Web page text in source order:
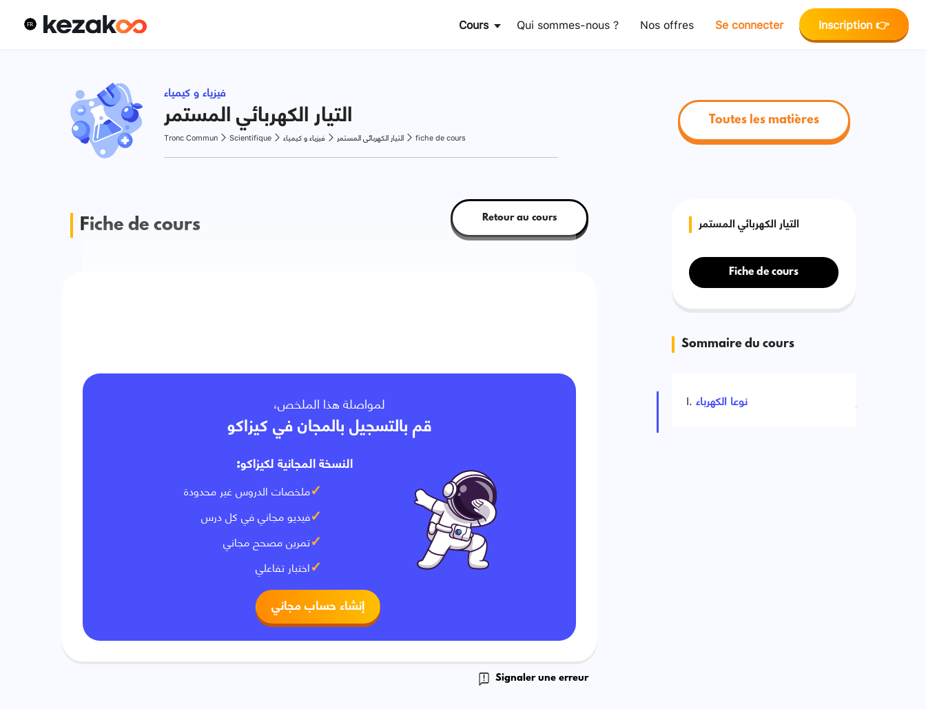
Cours Qui sommes-nous ? Nos offres Se connecter Inscription 👉
فيزياء و كيمياء
التيار الكهربائي المستمر
Tronc Commun Scientifique فيزياء و كيمياء التيار الكهربائي المستمر fiche de cours
Toutes les matières
Fiche de cours Retour au cours
لمواصلة هذا الملخص،
قم بالتسجيل بالمجان في كيزاكو
النسخة المجانية لكيزاكو:
ملخصات الدروس غير محدودة
فيديو مجاني في كل درس
تمرين مصحح مجاني
اختبار تفاعلي
إنشاء حساب مجاني
Signaler une erreur
التيار الكهربائي المستمر
Fiche de cours
Sommaire du cours
نوعا الكهرباء